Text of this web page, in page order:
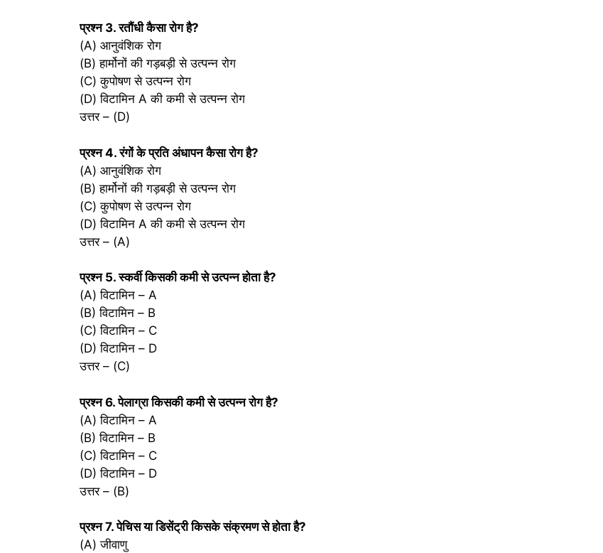
प्रश्‍न 3. रतौंधी कैसा रोग है?
(A) आनुवंशिक रोग
(B) हार्मोनों की गड़बड़ी से उत्पन्न रोग
(C) कुपोषण से उत्पन्न रोग
(D) विटामिन A की कमी से उत्पन्न रोग
उत्तर – (D)
प्रश्‍न 4. रंगों के प्रति अंधापन कैसा रोग है?
(A) आनुवंशिक रोग
(B) हार्मोनों की गड़बड़ी से उत्पन्न रोग
(C) कुपोषण से उत्पन्न रोग
(D) विटामिन A की कमी से उत्पन्न रोग
उत्तर – (A)
प्रश्‍न 5. स्कर्वी किसकी कमी से उत्पन्न होता है?
(A) विटामिन – A
(B) विटामिन – B
(C) विटामिन – C
(D) विटामिन – D
उत्तर – (C)
प्रश्‍न 6. पेलाग्रा किसकी कमी से उत्पन्न रोग है?
(A) विटामिन – A
(B) विटामिन – B
(C) विटामिन – C
(D) विटामिन – D
उत्तर – (B)
प्रश्‍न 7. पेचिस या डिसेंट्री किसके संक्रमण से होता है?
(A) जीवाणु